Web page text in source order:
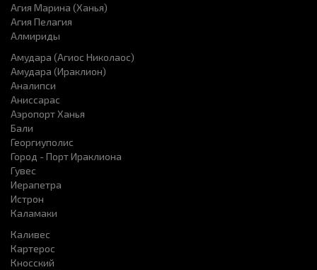
Агия Марина (Ханья)
Агия Пелагия
Алмириды
Амудара (Агиос Николаос)
Амудара (Ираклион)
Аналипси
Аниссарас
Аэропорт Ханья
Бали
Георгиуполис
Город - Порт Ираклиона
Гувес
Иерапетра
Истрон
Каламаки
Каливес
Картерос
Кносский